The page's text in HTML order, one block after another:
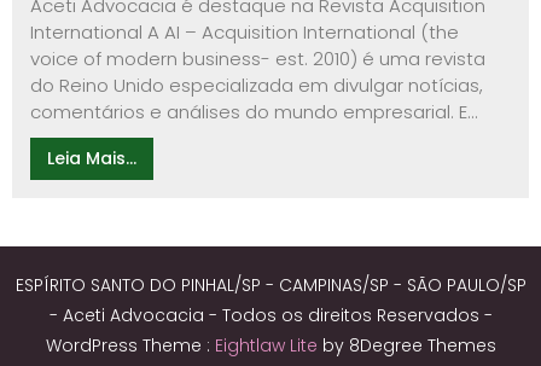
Aceti Advocacia é destaque na Revista Acquisition
International A AI – Acquisition International (the
voice of modern business- est. 2010) é uma revista
do Reino Unido especializada em divulgar notícias,
comentários e análises do mundo empresarial. E...
Leia Mais...
ESPÍRITO SANTO DO PINHAL/SP - CAMPINAS/SP - SÃO PAULO/SP
- Aceti Advocacia - Todos os direitos Reservados -
WordPress Theme : Eightlaw Lite by 8Degree Themes